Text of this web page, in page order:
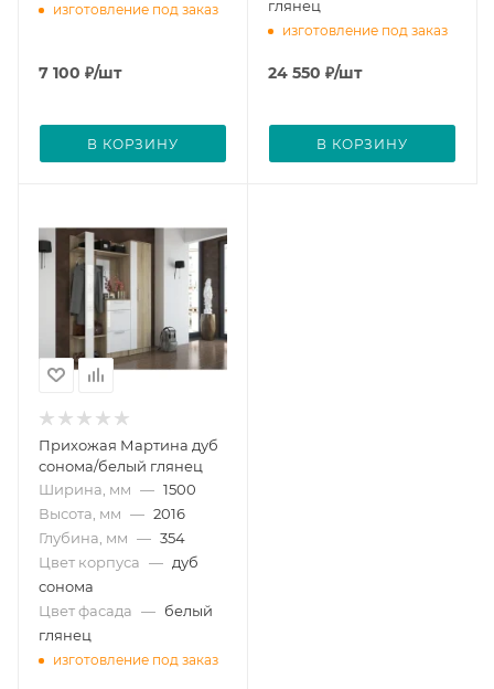
изготовление под заказ
7 100 ₽/шт
В КОРЗИНУ
глянец
изготовление под заказ
24 550 ₽/шт
В КОРЗИНУ
Прихожая Мартина дуб
сонома/белый глянец
Ширина, мм — 1500
Высота, мм — 2016
Глубина, мм — 354
Цвет корпуса — дуб
сонома
Цвет фасада — белый
глянец
изготовление под заказ